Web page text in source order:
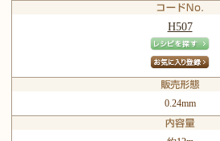
H507
0.24mm